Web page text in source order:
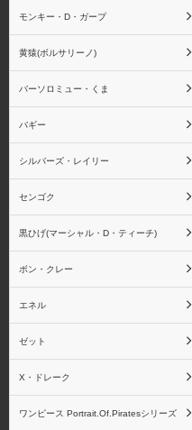
ジュラキュール・ミホー
ク
ゴーイング・メリー号
ユースタス・キッド
モンキー・D・ガープ
黄猿(ボルサリーノ)
バーソロミュー・くま
バギー
シルバーズ・レイリー
センゴク
黒ひげ(マーシャル・D・ティーチ)
ボン・クレー
エネル
ゼット
X・ドレーク
ワンピース Portrait.Of.Piratesシリーズ